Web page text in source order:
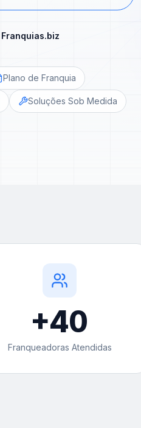
Franquias.biz
Plano de Franquia
Soluções Sob Medida
+40
Franqueadoras Atendidas